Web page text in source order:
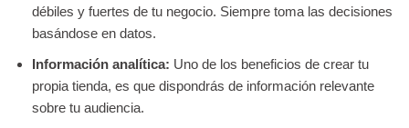
débiles y fuertes de tu negocio. Siempre toma las decisiones
basándose en datos.
Información analítica: Uno de los beneficios de crear tu
propia tienda, es que dispondrás de información relevante
sobre tu audiencia.